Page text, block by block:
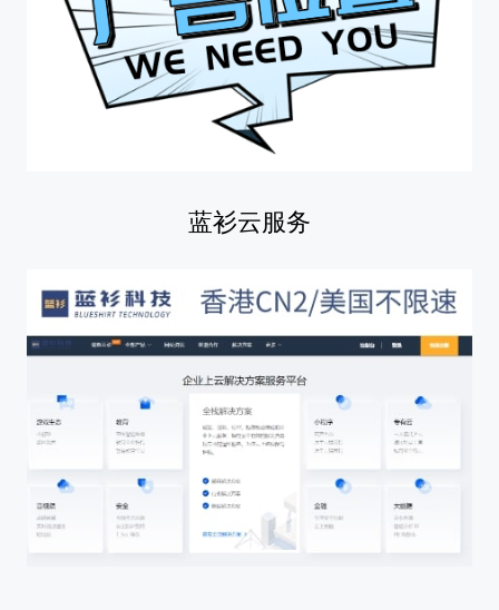
蓝衫云服务